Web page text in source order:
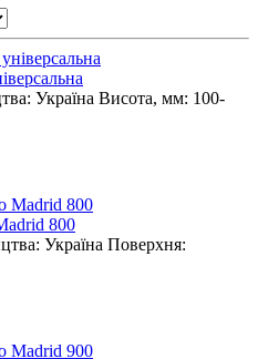
Україна Висота, мм: 100-
800
Україна Поверхня: